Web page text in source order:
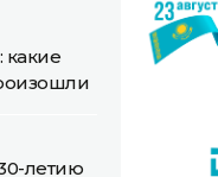
какие
летию